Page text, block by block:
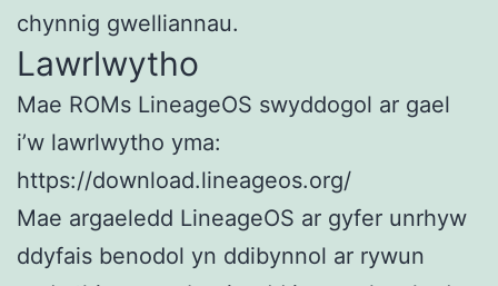
chynnig gwelliannau.
Lawrlwytho
Mae ROMs LineageOS swyddogol ar gael
i’w lawrlwytho yma:
https://download.lineageos.org/
Mae argaeledd LineageOS ar gyfer unrhyw
ddyfais benodol yn ddibynnol ar rywun